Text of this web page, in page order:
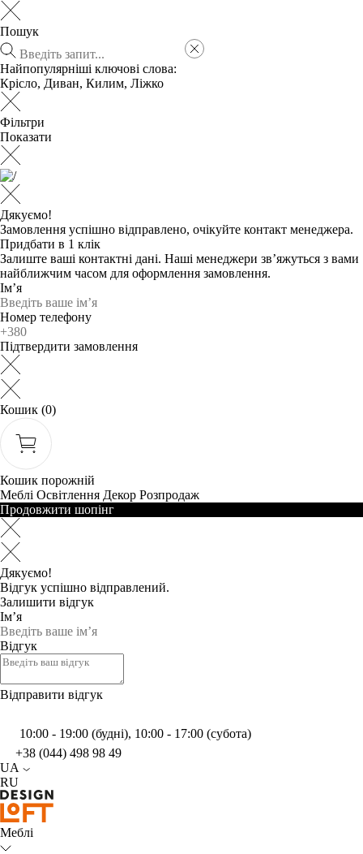
Пошук
Найпопулярніші ключові слова:
Крісло, Диван, Килим, Ліжко
Фільтри
Показати
Дякуємо!
Замовлення успішно відправлено, очікуйте контакт менеджера.
Придбати в 1 клік
Залиште ваші контактні дані. Наші менеджери зв’яжуться з вами
найближчим часом для оформлення замовлення.
Ім’я
Номер телефону
Підтвердити замовлення
Кошик (0)
Кошик порожній
Меблі Освітлення Декор Розпродаж
Продовжити шопінг
Дякуємо!
Відгук успішно відправлений.
Залишити відгук
Ім’я
Відгук
Відправити відгук
10:00 - 19:00 (будні), 10:00 - 17:00 (субота)
+38 (044) 498 98 49
UA
RU
Меблі